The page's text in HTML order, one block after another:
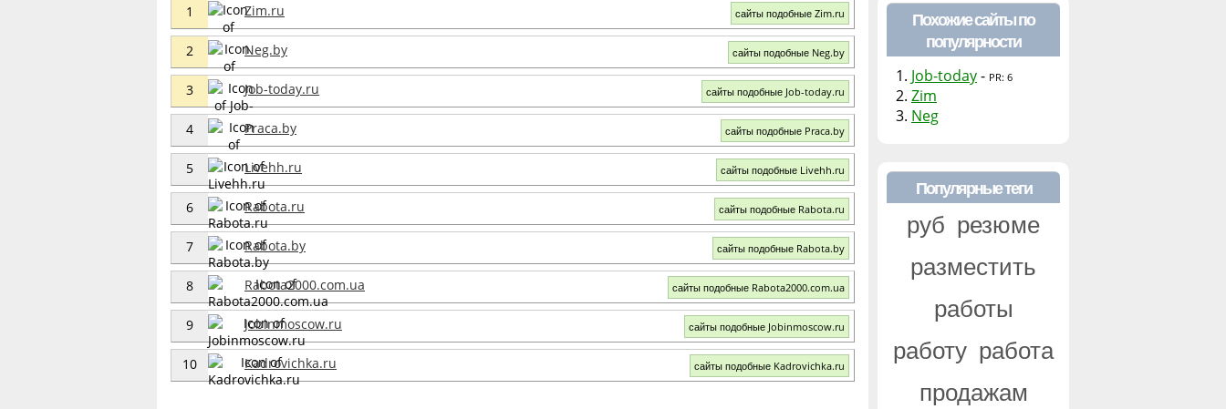
1 Zim.ru сайты подобные Zim.ru
2 Neg.by сайты подобные Neg.by
3 Job-today.ru сайты подобные Job-today.ru
4 Praca.by сайты подобные Praca.by
5 Livehh.ru сайты подобные Livehh.ru
6 Rabota.ru сайты подобные Rabota.ru
7 Rabota.by сайты подобные Rabota.by
8 Rabota2000.com.ua сайты подобные Rabota2000.com.ua
9 Jobinmoscow.ru сайты подобные Jobinmoscow.ru
10 Kadrovichka.ru сайты подобные Kadrovichka.ru
Похожие сайты по
популярности
1. Job-today- PR: 6
2. Zim
3. Neg
Популярные теги
руб резюме
разместить
работы
работу работа
продажам